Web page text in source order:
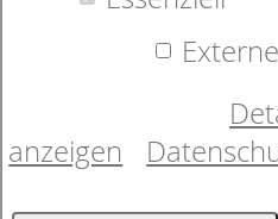
anzeigen
und schützen